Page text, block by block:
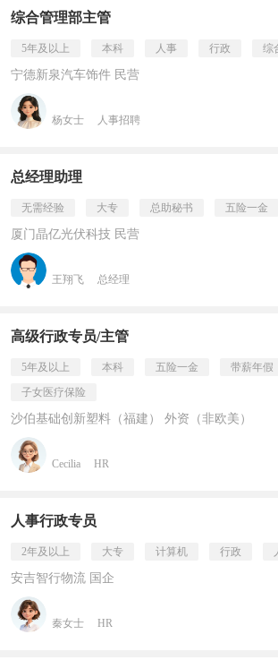
综合管理部主管
5年及以上 本科 人事 行政 综
宁德新泉汽车饰件 民营
杨女士 人事招聘
总经理助理
无需经验 大专 总助秘书 五险一金
厦门晶亿光伏科技 民营
王翔飞 总经理
高级行政专员/主管
5年及以上 本科 五险一金 带薪年假
子女医疗保险
沙伯基础创新塑料（福建） 外资（非欧美）
Cecilia HR
人事行政专员
2年及以上 大专 计算机 行政
安吉智行物流 国企
秦女士 HR